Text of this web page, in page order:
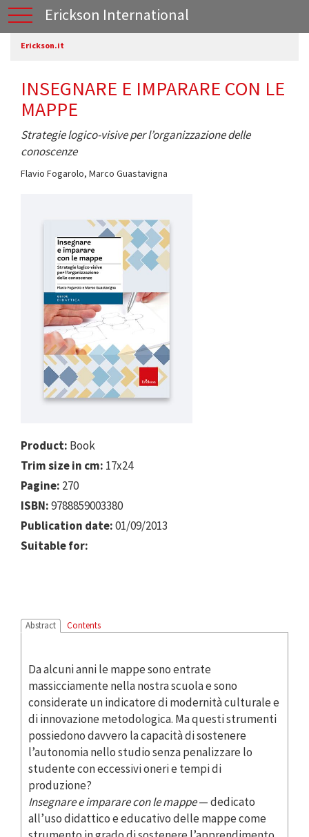
Erickson International
Erickson.it
INSEGNARE E IMPARARE CON LE
MAPPE
Strategie logico-visive per l’organizzazione delle
conoscenze
Flavio Fogarolo, Marco Guastavigna
Product: Book
Trim size in cm: 17x24
Pagine: 270
ISBN:9788859003380
Publication date:01/09/2013
Suitable for:
Abstract Contents
Da alcuni anni le mappe sono entrate
massicciamente nella nostra scuola e sono
considerate un indicatore di modernità culturale e
di innovazione metodologica. Ma questi strumenti
possiedono davvero la capacità di sostenere
l’autonomia nello studio senza penalizzare lo
studente con eccessivi oneri e tempi di
produzione?
Insegnare e imparare con le mappe— dedicato
all’uso didattico e educativo delle mappe come